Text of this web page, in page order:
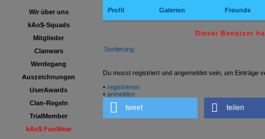
Wir über uns
kAo$-Squads
Mitglieder
Clanwars
Werdegang
Auszeichnungen
UserAwards
Clan-Regeln
TrialMember
kAo$ FunWear
Profil Galerien Freunde
Dieser Benutzer
Sortierung:
Du musst registriert und angemeldet sein, um Einträge
• registrieren
• anmelden
tweet teilen